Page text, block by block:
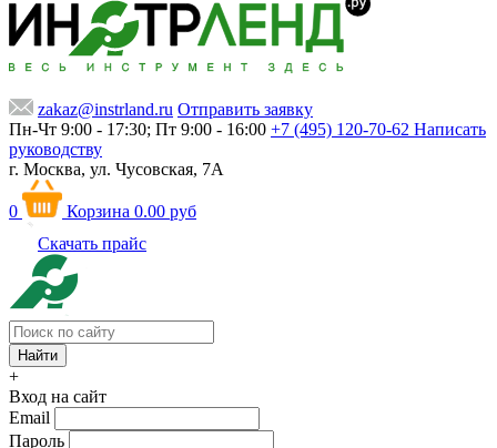
zakaz@instrland.ru Отправить заявку
Пн-Чт 9:00 - 17:30; Пт 9:00 - 16:00 +7 (495) 120-70-62 Написать
руководству
г. Москва, ул. Чусовская, 7А
0 Корзина 0.00 руб
Скачать прайс
+
Вход на сайт
Email
Пароль